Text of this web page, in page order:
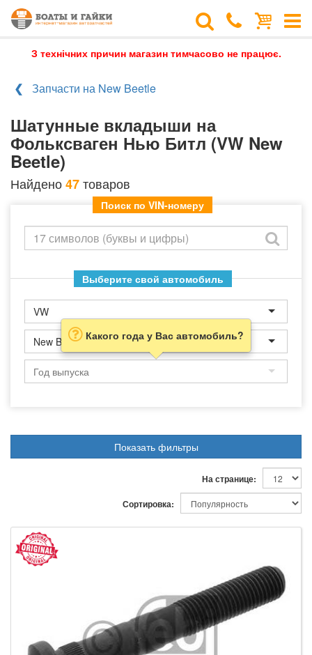
З технічних причин магазин тимчасово не працює.
Запчасти на New Beetle
Шатунные вкладыши на
Фольксваген Нью Битл (VW New
Beetle)
Найдено47товаров
Поиск по VIN-номеру
Выберите свой автомобиль
VW
New Beetle Какого года у Вас автомобиль?
Показать фильтры
На странице:
Сортировка: